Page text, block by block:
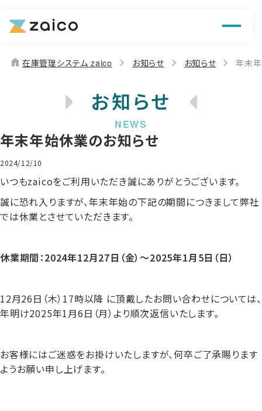
機能
お役立ち情報
home 在庫管理システム zaico お知らせ お知らせ 年末
お知らせ
年末年始休業のお知らせ
2024/12/10
いつもzaicoをご利用いただき誠にありがとうございます。
誠に恐れ入りますが、年末年始の下記の期間につきまして弊社
では休業とさせていただきます。
休業期間：2024年12月27日（金）～2025年1月5日（日）
12月26日（木）17時以降 に頂戴したお問い合わせについては、
年明け2025年1月6日（月）より順次返信いたします。
お客様にはご迷惑をお掛けいたしますが、何卒ご了承賜ります
ようお願い申し上げます。